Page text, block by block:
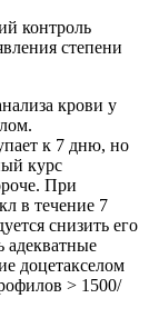
контроль
степени
крови у
к 7 дню, но
курс
При
в течение 7
снизить его
адекватные
доцетакселом
> 1500/